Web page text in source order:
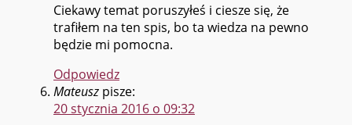
Ciekawy temat poruszyłeś i ciesze się, że
trafiłem na ten spis, bo ta wiedza na pewno
będzie mi pomocna.
Odpowiedz
Mateusz pisze:
20 stycznia 2016 o 09:32